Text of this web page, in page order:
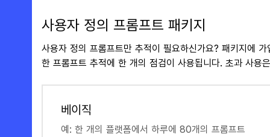
사용자 정의 프롬프트 패키지
사용자 정의 프롬프트만 추적이 필요하신가요? 패키지에
한 프롬프트 추적에 한 개의 점검이 사용됩니다. 초과 사용
베이직
예: 한 개의 플랫폼에서 하루에 80개의 프롬프트